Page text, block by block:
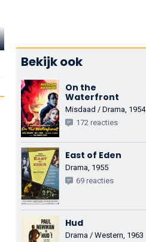
Angel
Bekijk ook
On the
Waterfront
Misdaad / Drama, 1954
172 reacties
East of Eden
Drama, 1955
69 reacties
Hud
Drama / Western, 1963